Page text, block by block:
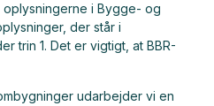
i Bygge- og
der står i
trin 1. Det er vigtigt, at BBR-
udarbejder vi en